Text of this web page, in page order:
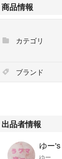
減りが分かりやすい
新品、未開封、未使
パッケージに細か
ご理解の上でご購入
匿名配送
100均 100円均一
ダイソー DAISO
商品情報
カテゴリ
ブランド
出品者情報
ゆー
ゆー